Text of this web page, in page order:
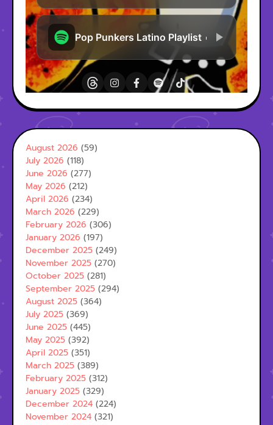
August 2026 (59)
July 2026 (118)
June 2026 (277)
May 2026 (212)
April 2026 (234)
March 2026 (229)
February 2026 (306)
January 2026 (197)
December 2025 (249)
November 2025 (270)
October 2025 (281)
September 2025 (294)
August 2025 (364)
July 2025 (369)
June 2025 (445)
May 2025 (392)
April 2025 (351)
March 2025 (389)
February 2025 (312)
January 2025 (329)
December 2024 (224)
November 2024 (321)